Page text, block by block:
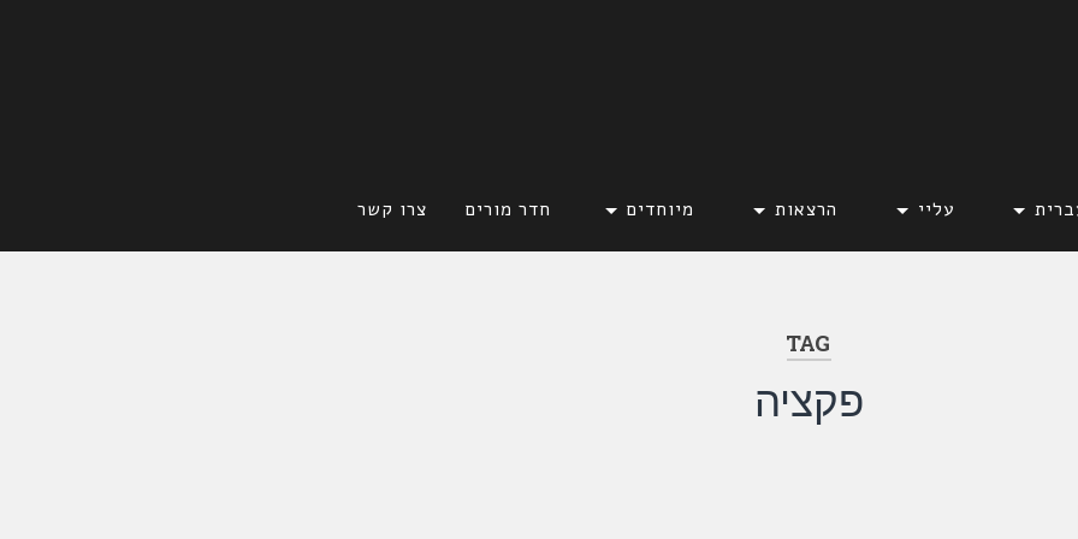
עליי הרצאות מיוחדים חדר מורים צרו קשר
TAG
פקציה